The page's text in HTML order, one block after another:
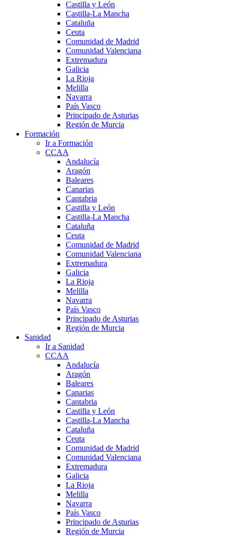
Castilla y León
Castilla-La Mancha
Cataluña
Ceuta
Comunidad de Madrid
Comunidad Valenciana
Extremadura
Galicia
La Rioja
Melilla
Navarra
País Vasco
Principado de Asturias
Región de Murcia
Formación
Ir a Formación
CCAA
Andalucía
Aragón
Baleares
Canarias
Cantabria
Castilla y León
Castilla-La Mancha
Cataluña
Ceuta
Comunidad de Madrid
Comunidad Valenciana
Extremadura
Galicia
La Rioja
Melilla
Navarra
País Vasco
Principado de Asturias
Región de Murcia
Sanidad
Ir a Sanidad
CCAA
Andalucía
Aragón
Baleares
Canarias
Cantabria
Castilla y León
Castilla-La Mancha
Cataluña
Ceuta
Comunidad de Madrid
Comunidad Valenciana
Extremadura
Galicia
La Rioja
Melilla
Navarra
País Vasco
Principado de Asturias
Región de Murcia